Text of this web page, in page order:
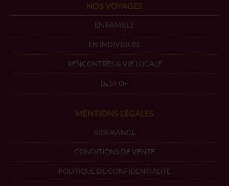
NOS VOYAGES
EN FAMILLE
EN INDIVIDUEL
RENCONTRES & VIE LOCALE
BEST OF
MENTIONS LÉGALES
ASSURANCE
CONDITIONS DE VENTE
POLITIQUE DE CONFIDENTIALITÉ